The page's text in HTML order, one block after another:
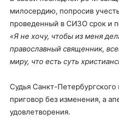
милосердию, попросив
проведенный в СИЗО срок и
«Я не хочу, чтобы из меня
православный священник,
миру, что есть суть
Судья Санкт-Петербургского
приговор без изменения, а
удовлетворения.